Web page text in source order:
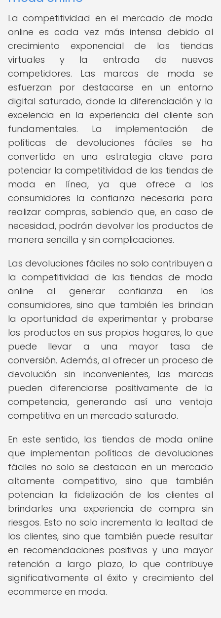
La competitividad en el mercado de moda
online es cada vez más intensa debido al
crecimiento exponencial de las tiendas
virtuales y la entrada de nuevos
competidores. Las marcas de moda se
esfuerzan por destacarse en un entorno
digital saturado, donde la diferenciación y la
excelencia en la experiencia del cliente son
fundamentales. La implementación de
políticas de devoluciones fáciles se ha
convertido en una estrategia clave para
potenciar la competitividad de las tiendas de
moda en línea, ya que ofrece a los
consumidores la confianza necesaria para
realizar compras, sabiendo que, en caso de
necesidad, podrán devolver los productos de
manera sencilla y sin complicaciones.
Las devoluciones fáciles no solo contribuyen a
la competitividad de las tiendas de moda
online al generar confianza en los
consumidores, sino que también les brindan
la oportunidad de experimentar y probarse
los productos en sus propios hogares, lo que
puede llevar a una mayor tasa de
conversión. Además, al ofrecer un proceso de
devolución sin inconvenientes, las marcas
pueden diferenciarse positivamente de la
competencia, generando así una ventaja
competitiva en un mercado saturado.
En este sentido, las tiendas de moda online
que implementan políticas de devoluciones
fáciles no solo se destacan en un mercado
altamente competitivo, sino que también
potencian la fidelización de los clientes al
brindarles una experiencia de compra sin
riesgos. Esto no solo incrementa la lealtad de
los clientes, sino que también puede resultar
en recomendaciones positivas y una mayor
retención a largo plazo, lo que contribuye
significativamente al éxito y crecimiento del
ecommerce en moda.